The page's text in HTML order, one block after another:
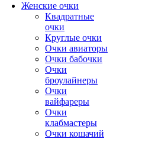
Женские очки
Квадратные
очки
Круглые очки
Очки авиаторы
Очки бабочки
Очки
броулайнеры
Очки
вайфареры
Очки
клабмастеры
Очки кошачий